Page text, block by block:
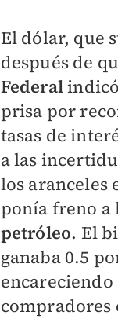
El dólar, que
después de
Federal
prisa por
tasas de
a las
los aranceles
ponía freno a
petróleo. El
ganaba 0.5